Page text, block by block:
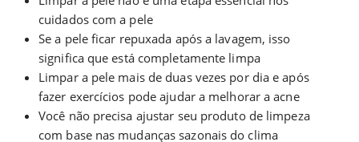
cuidados com a pele
​Se a pele ficar repuxada após a lavagem, isso
significa que está completamente limpa
​Limpar a pele mais de duas vezes por dia e após
fazer exercícios pode ajudar a melhorar a acne
​Você não precisa ajustar seu produto de limpeza
com base nas mudanças sazonais do clima